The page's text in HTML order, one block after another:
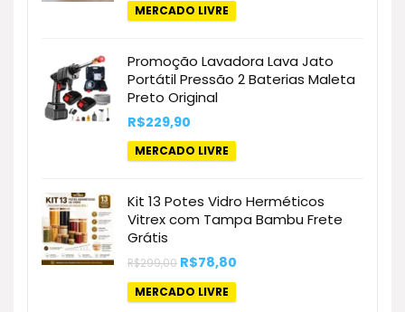
original
era:
MERCADO LIVRE
Promoção Lavadora Lava Jato
Portátil Pressão 2 Baterias Maleta
Preto Original
R$229,90
MERCADO LIVRE
Kit 13 Potes Vidro Herméticos
Vitrex com Tampa Bambu Frete
Grátis
R$299,00 O
original
era:
R$78,80
MERCADO LIVRE